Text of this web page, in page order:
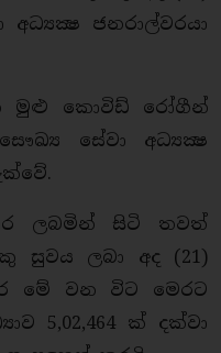
ජනරාල්වරයා
මුළු කොවිඩ් රෝගීන්
සේවා අධ්‍යක්‍ෂ
ලබමින් සිටි තවත්
සුවය ලබා අද (21)
මේ වන විට මෙරට
5,02,464 ක් දක්වා